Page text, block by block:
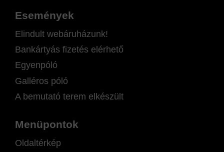
Események
Elindult webáruházunk!
Bankártyás fizetés elérhető
Egyenpóló
Galléros póló
A bemutató terem elkészült
Menüpontok
Oldaltérkép